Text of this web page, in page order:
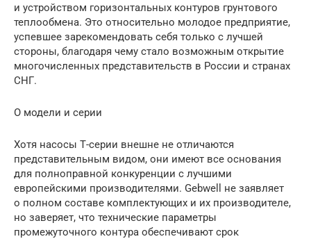
и устройством горизонтальных контуров грунтового
теплообмена. Это относительно молодое предприятие,
успевшее зарекомендовать себя только с лучшей
стороны, благодаря чему стало возможным открытие
многочисленных представительств в России и странах
СНГ.
О модели и серии
Хотя насосы Т-серии внешне не отличаются
представительным видом, они имеют все основания
для полноправной конкуренции с лучшими
европейскими производителями. Gebwell не заявляет
о полном составе комплектующих и их производителе,
но заверяет, что технические параметры
промежуточного контура обеспечивают срок